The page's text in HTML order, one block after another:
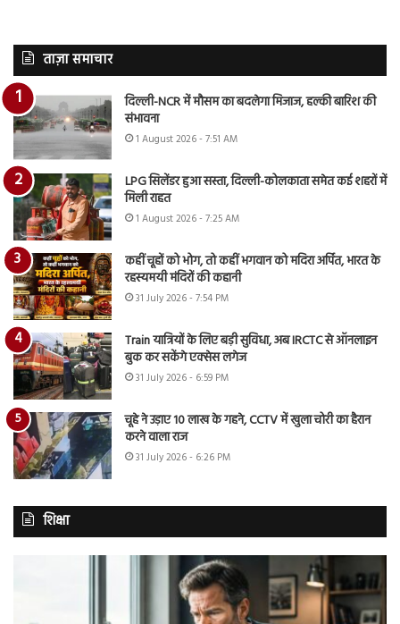
ताज़ा समाचार
दिल्ली-NCR में मौसम का बदलेगा मिजाज, हल्की बारिश की
संभावना
1 August 2026 - 7:51 AM
LPG सिलेंडर हुआ सस्ता, दिल्ली-कोलकाता समेत कई शहरों में
मिली राहत
1 August 2026 - 7:25 AM
कहीं चूहों को भोग, तो कहीं भगवान को मदिरा अर्पित, भारत के
रहस्यमयी मंदिरों की कहानी
31 July 2026 - 7:54 PM
Train यात्रियों के लिए बड़ी सुविधा, अब IRCTC से ऑनलाइन
बुक कर सकेंगे एक्सेस लगेज
31 July 2026 - 6:59 PM
चूहे ने उड़ाए 10 लाख के गहने, CCTV में खुला चोरी का हैरान
करने वाला राज
31 July 2026 - 6:26 PM
शिक्षा